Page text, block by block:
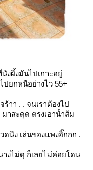
งผึ้งมันไปเกาะอยู่
ยกหนีอย่างไว 55+
าา . . จนเราต้องไป
าสะดุด ตรงเอาน้ำส้ม
นึง เล่นของแพงอิ๊กกก .
งไม่ดุ ก็เลยไม่ค่อยโดน